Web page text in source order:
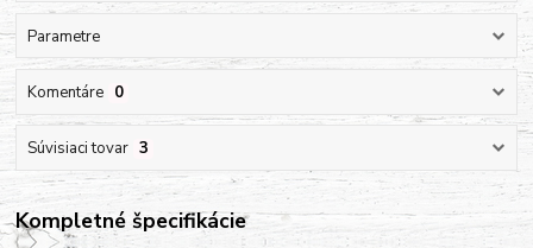
Parametre
Komentáre 0
Súvisiaci tovar 3
Kompletné špecifikácie